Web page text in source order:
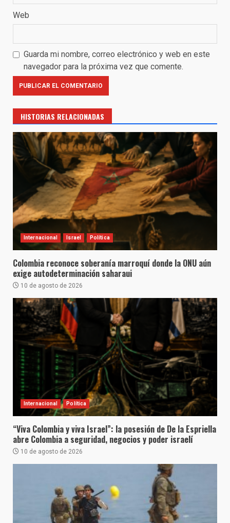
Web
Guarda mi nombre, correo electrónico y web en este
navegador para la próxima vez que comente.
HISTORIAS RELACIONADAS
Internacional Israel Política
Colombia reconoce soberanía marroquí donde la ONU aún
exige autodeterminación saharaui
10 de agosto de 2026
Internacional Política
“Viva Colombia y viva Israel”: la posesión de De la Espriella
abre Colombia a seguridad, negocios y poder israelí
10 de agosto de 2026